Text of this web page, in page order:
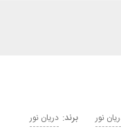
نور برند: دریان نور